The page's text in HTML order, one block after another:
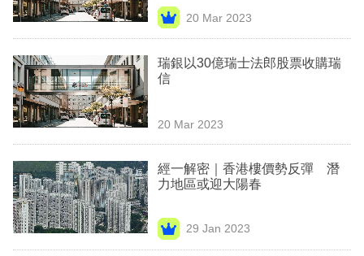
生
時
事
欄
訂
閱
20 Mar 2023
瑞銀以30億瑞士法郎股票收購瑞
信
20 Mar 2023
經一解密｜香港樓價勢反彈 潛
力地區或迎大陽春
29 Jan 2023